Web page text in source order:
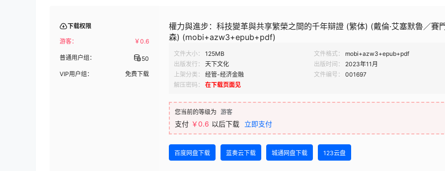
下载权限
游客： ￥0.6
普通用户组： 50
VIP用户组： 免费下载
權力與進步：科技變革與共享繁榮之間的千年辯證 (繁体) (戴倫·艾塞默魯／賽
森) (mobi+azw3+epub+pdf)
文件大小： 125MB 文件格式：
mobi+azw3+epub+pdf
出版发行：
天下文化 出版时间：
2023年11月
上架分类：
经管-经济金融 文件编号：
001697
解压密码：
在下载页面见
您当前的等级为 游客
支付 ￥0.6 以后下载 立即支付
百度网盘下载 蓝奏云下载 城通网盘下载 123云盘